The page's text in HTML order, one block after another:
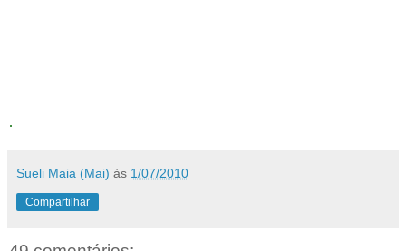
.
Sueli Maia (Mai) às 1/07/2010
Compartilhar